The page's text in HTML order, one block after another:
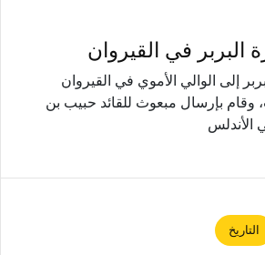
البربر في القيروان
إلى الوالي الأموي في القيروان
وقام بإرسال مبعوث للقائد حبيب بن
الأندلس
التاريخ